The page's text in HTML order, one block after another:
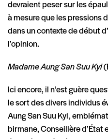
devraient peser sur les
à mesure que les pressions
dans un contexte de début
l’opinion.
Madame Aung San Suu Kyi
Ici encore, il n’est guère
le sort des divers individus
Aung San Suu Kyi,
birmane, Conseillère d’État